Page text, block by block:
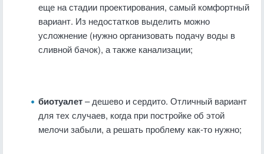
еще на стадии проектирования, самый комфортный
вариант. Из недостатков выделить можно
усложнение (нужно организовать подачу воды в
сливной бачок), а также канализации;
биотуалет– дешево и сердито. Отличный вариант
для тех случаев, когда при постройке об этой
мелочи забыли, а решать проблему как-то нужно;